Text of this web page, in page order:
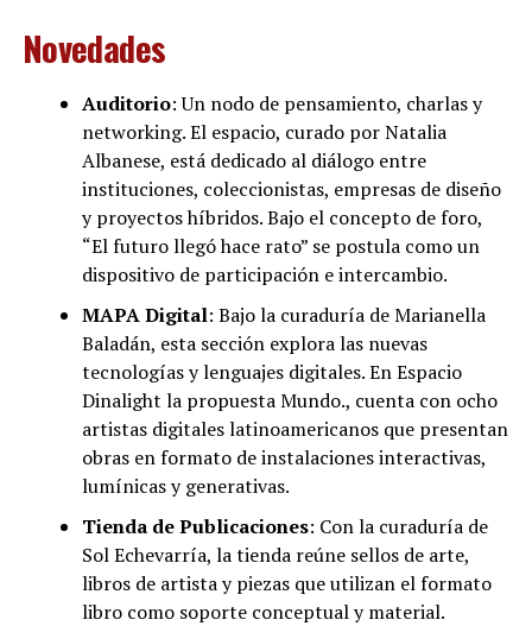
Novedades
Auditorio: Un nodo de pensamiento, charlas y
networking. El espacio, curado por Natalia
Albanese, está dedicado al diálogo entre
instituciones, coleccionistas, empresas de diseño
y proyectos híbridos. Bajo el concepto de foro,
“El futuro llegó hace rato” se postula como un
dispositivo de participación e intercambio.
MAPA Digital: Bajo la curaduría de Marianella
Baladán, esta sección explora las nuevas
tecnologías y lenguajes digitales. En Espacio
Dinalight la propuesta Mundo., cuenta con ocho
artistas digitales latinoamericanos que presentan
obras en formato de instalaciones interactivas,
lumínicas y generativas.
Tienda de Publicaciones: Con la curaduría de
Sol Echevarría, la tienda reúne sellos de arte,
libros de artista y piezas que utilizan el formato
libro como soporte conceptual y material.